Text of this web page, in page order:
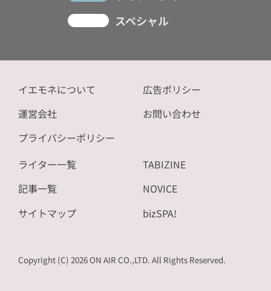
スペシャル
イエモネについて
運営会社
プライバシーポリシー
広告ポリシー
お問い合わせ
ライター一覧
記事一覧
サイトマップ
TABIZINE
NOVICE
bizSPA!
Copyright (C) 2026 ON AIR CO.,LTD. All Rights Reserved.